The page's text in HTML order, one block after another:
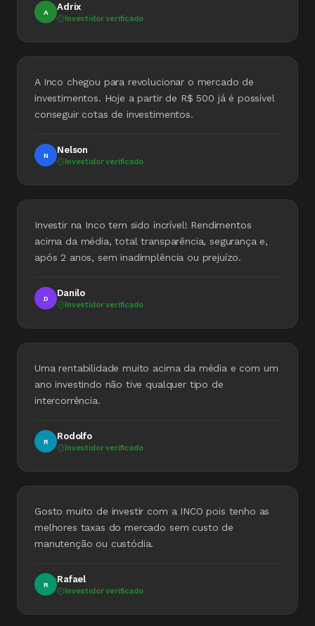
A
Adrix
Investidor verificado
A Inco chegou para revolucionar o mercado de
investimentos. Hoje a partir de R$ 500 já é possível
conseguir cotas de investimentos.
N
Nelson
Investidor verificado
Investir na Inco tem sido incrível! Rendimentos
acima da média, total transparência, segurança e,
após 2 anos, sem inadimplência ou prejuízo.
D
Danilo
Investidor verificado
Uma rentabilidade muito acima da média e com um
ano investindo não tive qualquer tipo de
intercorrência.
R
Rodolfo
Investidor verificado
Gosto muito de investir com a INCO pois tenho as
melhores taxas do mercado sem custo de
manutenção ou custódia.
R
Rafael
Investidor verificado